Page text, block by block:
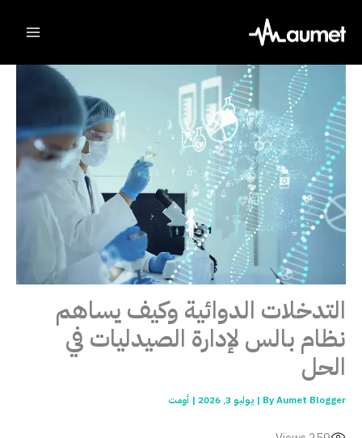
content
التدخلات الدوائية وكيف يساهم
نظام بالس لإدارة الصيدليات في
الحل
ByAumet Blogger
| يوليو 3, 2026 | أومت